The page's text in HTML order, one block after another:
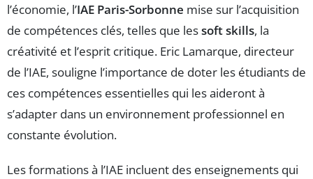
l’économie, l’IAE Paris-Sorbonne mise sur l’acquisition
de compétences clés, telles que lessoft skills, la
créativité et l’esprit critique. Eric Lamarque, directeur
de l’IAE, souligne l’importance de doter les étudiants de
ces compétences essentielles qui les aideront à
s’adapter dans un environnement professionnel en
constante évolution.
Les formations à l’IAE incluent des enseignements qui